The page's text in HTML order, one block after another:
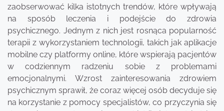
zaobserwować kilka istotnych trendów, które wpływają
na sposób leczenia i podejście do zdrowia
psychicznego. Jednym z nich jest rosnąca popularność
terapii z wykorzystaniem technologii, takich jak aplikacje
mobilne czy platformy online, które wspierają pacjentów
w codziennym radzeniu sobie z problemami
emocjonalnymi. Wzrost zainteresowania zdrowiem
psychicznym sprawił, że coraz więcej osób decyduje się
na korzystanie z pomocy specjalistów, co przyczynia się